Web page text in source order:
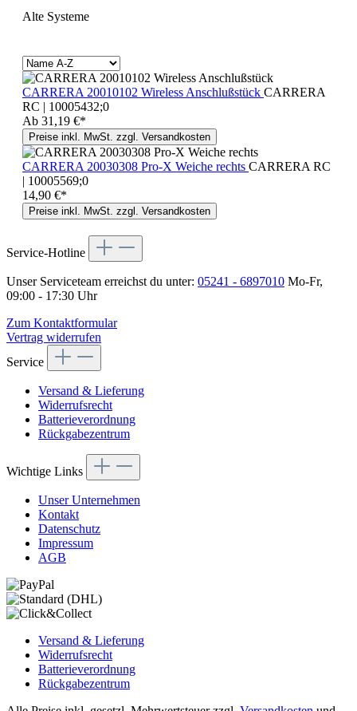
Alte Systeme
CARRERA 20010102 Wireless Anschlußstück CARRERA
RC | 10005432;0
Ab 31,19 €*
Preise inkl. MwSt. zzgl. Versandkosten
CARRERA 20030308 Pro-X Weiche rechts CARRERA RC
| 10005569;0
14,90 €*
Preise inkl. MwSt. zzgl. Versandkosten
Service-Hotline
Unser Serviceteam erreichst du unter: 05241 - 6897010 Mo-Fr,
09:00 - 17:30 Uhr
Zum Kontaktformular
Vertrag widerrufen
Service
Versand & Lieferung
Widerrufsrecht
Batterieverordnung
Rückgabezentrum
Wichtige Links
Unser Unternehmen
Kontakt
Datenschutz
Impressum
AGB
Versand & Lieferung
Widerrufsrecht
Batterieverordnung
Rückgabezentrum